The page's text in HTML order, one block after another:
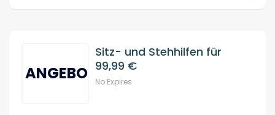
ANGEBOT
Sitz- und Stehhilfen für
99,99 €
No Expires